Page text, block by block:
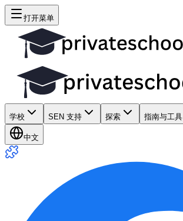
打开菜单
学校 SEN 支持 探索 指南与工具
中文